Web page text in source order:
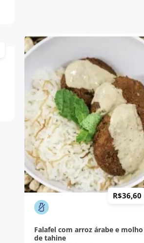
+
Falafel com arroz árabe e molho
de tahine
R$36,60